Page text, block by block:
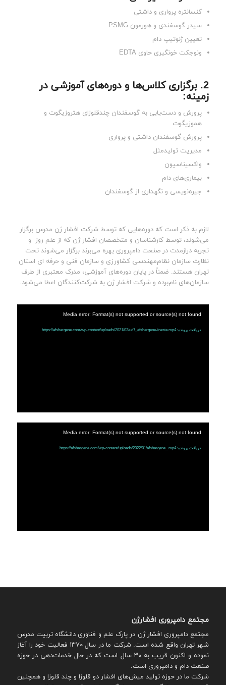
کنسانتره پرواری و داشتی
سیدر گوسفندی و هورمون PSMG
تعیین ژنوتیپ دام
ونوجکت خونگیری حاوی EDTA
2. برگزاری کلاس‌ها و دوره‌های آموزشی در
زمینه:
پرورش و دست‌یابی به گوسفندان چندقلوزای هتروزیگوت و
هموزیگوت
پرورش گوسفندان داشتی و پرواری
مدیریت تولیدمثل
واکسیناسیون
بیماری‌های دام
جیره‌نویسی و نگهداری از گوسفندان
لازم به ذکر است که دوره‌هایی که توسط شرکت افشار ژن مدرس برگزار
می‌شوند، توسط کارشناسان و متخصصان افشار ژن که از علم روز و
تجربه درازمدت در صنعت دامپروری بهره می‌برند برگزار می‌شوند تحت
نظارت سازمان نظام‌مهندسی کشاورزی و سازمان فنی و حرفه ای استان
تهران هستند. ضمناً در پایان دوره‌های آموزشی، مدرک معتبری از طرف
سازمان‌های نام‌برده و شرکت افشار ژن به شرکت‌کنندگان اعطا می‌شود.
Media error: Format(s) not supported or source(s) not found
دریافت پرونده: https://afshargene.com/wp-content/uploads/2021/03/ud7_afshargene-inesta.mp4
Media error: Format(s) not supported or source(s) not found
دریافت پرونده: https://afshargene.com/wp-content/uploads/2022/01/afshargene_.mp4
مجتمع دامپروری افشارژن
مجتمع دامپروری افشار ژن در پارک علم و فناوری دانشگاه تربیت مدرس
شهر تهران واقع شده است. شرکت ما در سال ۱۳۷۰ فعالیت خود را آغاز
نموده و اکنون قریب به ۳۰ سال است که در حال خدمات‌دهی در حوزه
صنعت دام و دامپروری است.
شرکت ما در حوزه تولید میش‌های افشار دو قلوزا و چند قلوزا و همچنین